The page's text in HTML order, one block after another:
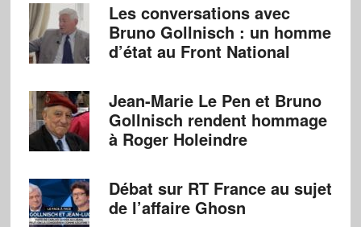
Les conversations avec
Bruno Gollnisch : un homme
d’état au Front National
Jean-Marie Le Pen et Bruno
Gollnisch rendent hommage
à Roger Holeindre
Débat sur RT France au sujet
de l’affaire Ghosn